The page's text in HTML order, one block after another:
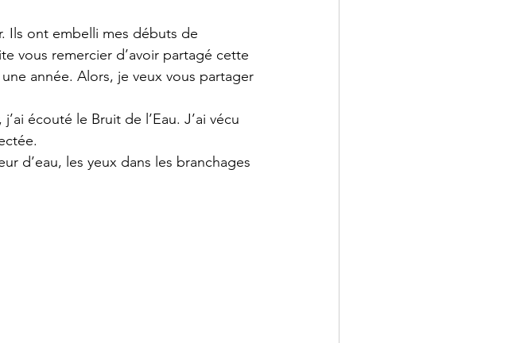
Ils ont embelli mes débuts de
vous remercier d’avoir partagé cette
année. Alors, je veux vous partager
écouté le Bruit de l’Eau. J’ai vécu
d’eau, les yeux dans les branchages